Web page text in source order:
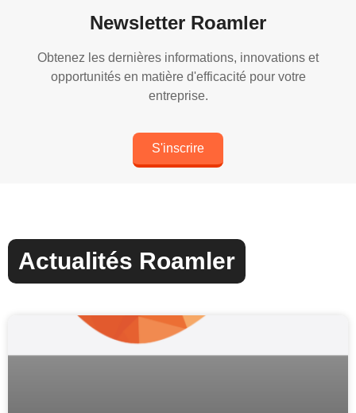
Newsletter Roamler
Obtenez les dernières informations, innovations et
opportunités en matière d'efficacité pour votre
entreprise.
S'inscrire
Actualités Roamler